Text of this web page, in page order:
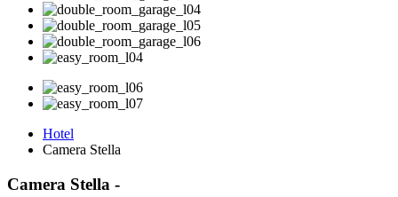
Hotel
Camera Stella
Camera Stella -